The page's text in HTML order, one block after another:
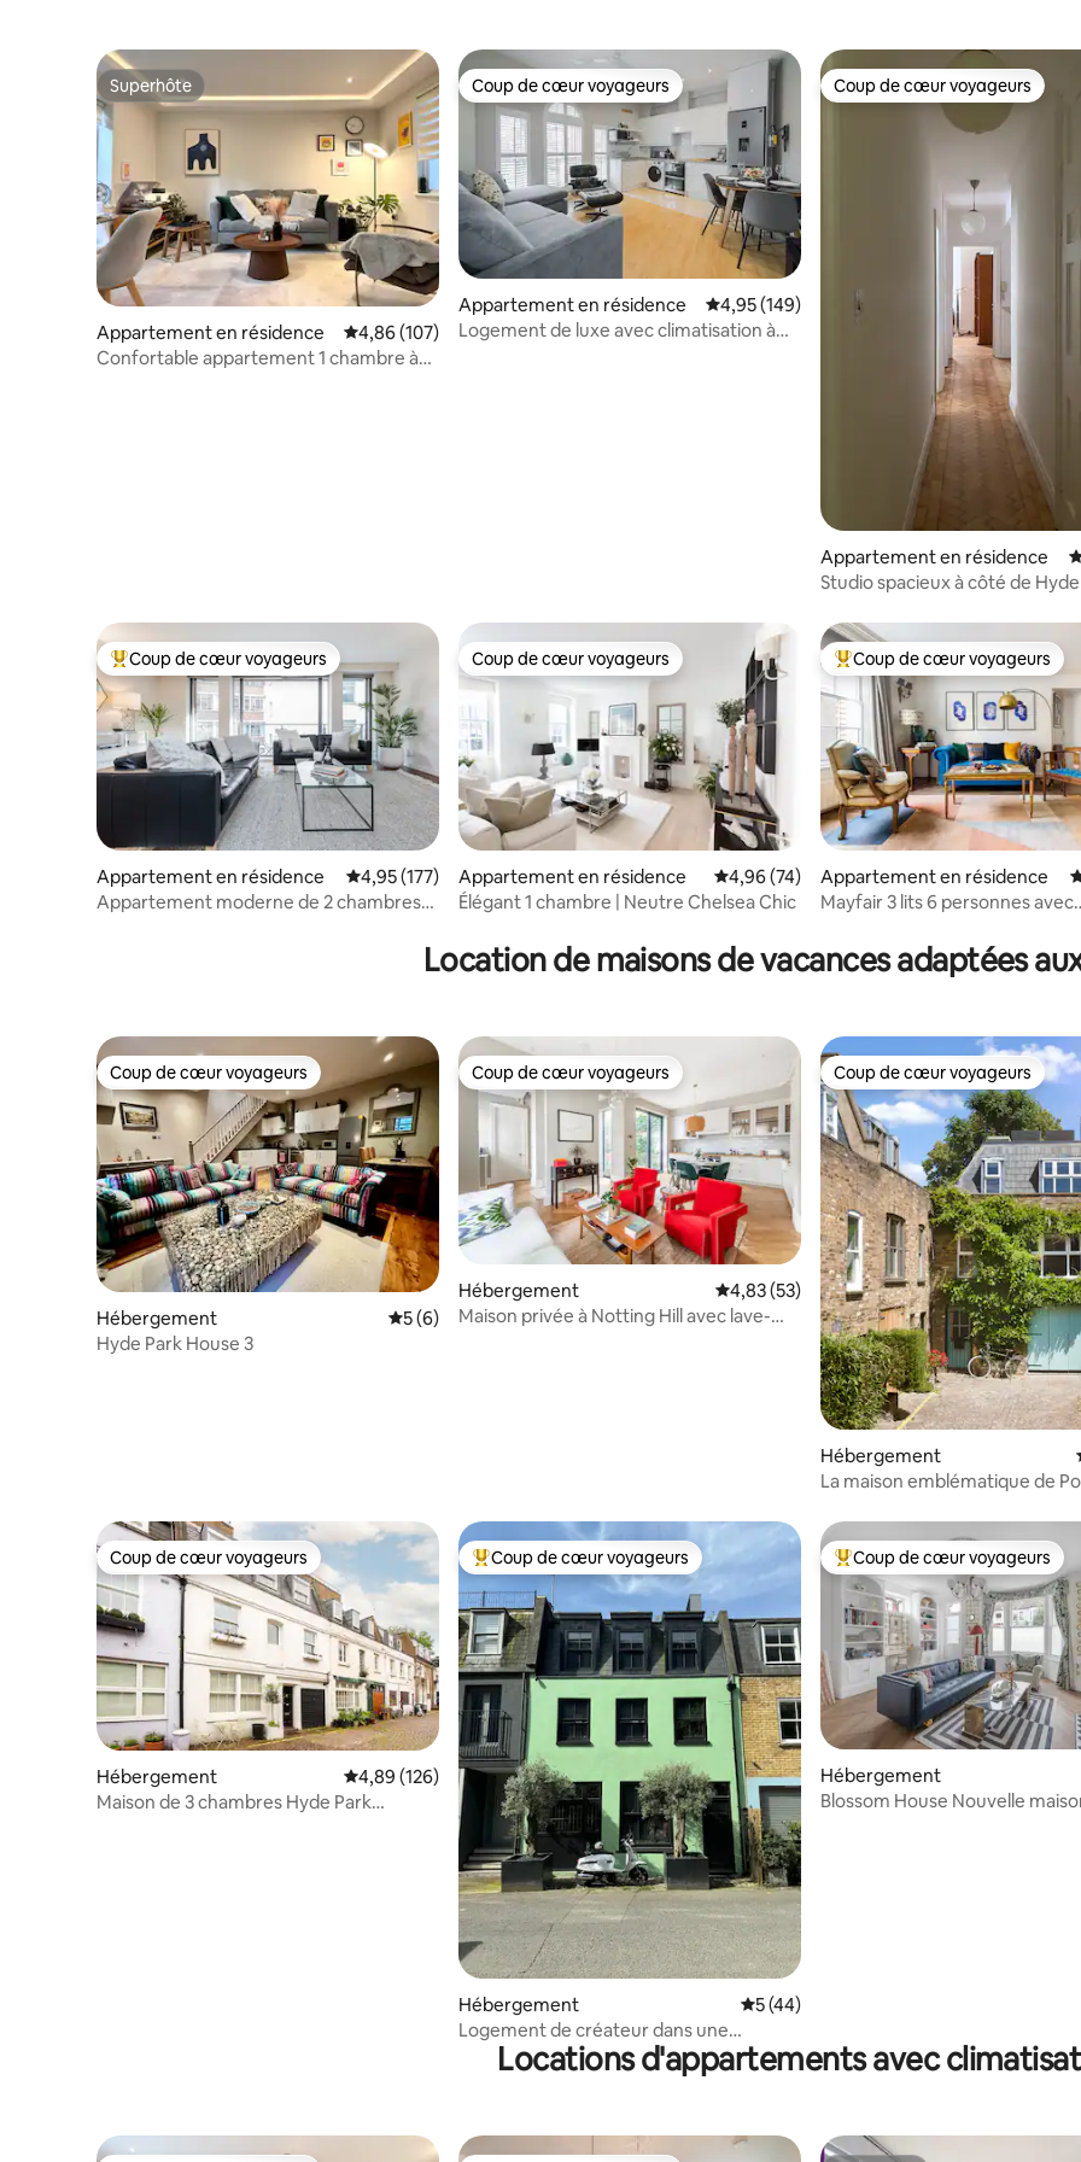
Superhôte
Superhôte
Appartement en résidence Évaluation moyenne sur la base de 107 commentaires : 4,86 sur 5
4,86 (107)
Confortable appartement 1 chambre à
Coup de cœur voyageurs
Coup de cœur voyageurs
Appartement en résidence Évaluation moyenne sur la base de 149
4,95 (149)
Logement de luxe avec climatisation à
Coup de cœur voyageurs
Coup de cœur voyageurs
Appartement en résidence
Studio spacieux à côté de
Coups de cœur voyageurs les plus appréciés
Coup de cœur voyageurs
Appartement en résidence Évaluation moyenne sur la base de 177 commentaires : 4,95 sur 5
4,95 (177)
Appartement moderne de 2 chambres
Coup de cœur voyageurs
Coup de cœur voyageurs
Appartement en résidence Évaluation moyenne sur la base de 74
4,96 (74)
Élégant 1 chambre | Neutre Chelsea Chic
Coups de cœur voyageurs les
Coup de cœur voyageurs
Appartement en résidence
Mayfair 3 lits 6 personnes avec
Location de maisons de vacances adaptées
Coup de cœur voyageurs
Coup de cœur voyageurs
Hébergement Évaluation moyenne sur la base de 6 commentaires : 5 sur 5
5 (6)
Hyde Park House 3
Coup de cœur voyageurs
Coup de cœur voyageurs
Hébergement Évaluation moyenne sur la base de 53
4,83 (53)
Maison privée à Notting Hill avec lave-
Coup de cœur voyageurs
Coup de cœur voyageurs
Hébergement
La maison emblématique de
Coup de cœur voyageurs
Coup de cœur voyageurs
Hébergement Évaluation moyenne sur la base de 126 commentaires : 4,89 sur 5
4,89 (126)
Maison de 3 chambres Hyde Park
Coups de cœur voyageurs les plus appréciés
Coup de cœur voyageurs
Hébergement Évaluation moyenne sur la base de 44
5 (44)
Logement de créateur dans une
ancienne écurie près de Hyde Park avec
salle de cinéma
Coups de cœur voyageurs les
Coup de cœur voyageurs
Hébergement
Blossom House Nouvelle
Locations d'appartements avec